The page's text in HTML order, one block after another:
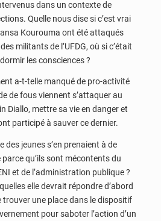
dans un contexte de
Quelle nous dise si c’est vrai
Kourouma ont été attaqués
militants de l’UFDG, où si c’était
les consciences ?
a-t-telle manqué de pro-activité
de fous viennent s’attaquer au
Diallo, mettre sa vie en danger et
participé à sauver ce dernier.
des jeunes s’en prenaient à de
qu’ils sont mécontents du
et de l’administration publique ?
elle devrait répondre d’abord
trouver une place dans le dispositif
pour saboter l’action d’un